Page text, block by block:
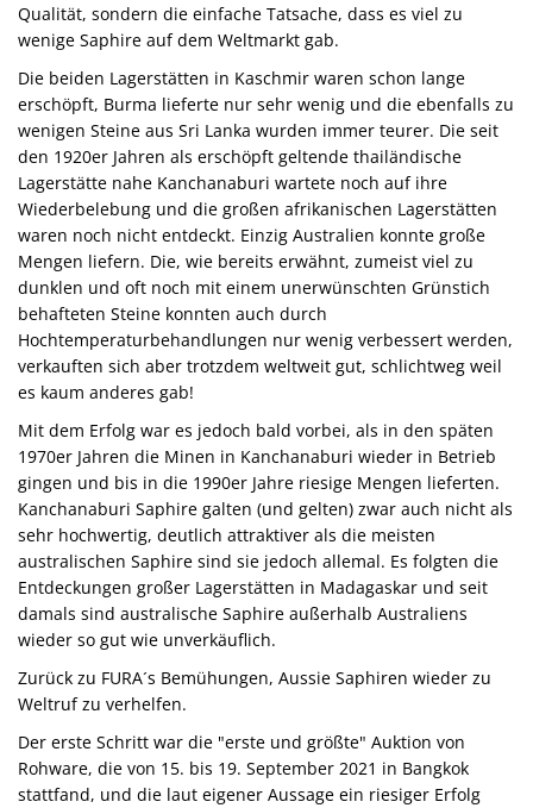
Qualität, sondern die einfache Tatsache, dass es viel zu
wenige Saphire auf dem Weltmarkt gab.
Die beiden Lagerstätten in Kaschmir waren schon lange
erschöpft, Burma lieferte nur sehr wenig und die ebenfalls zu
wenigen Steine aus Sri Lanka wurden immer teurer. Die seit
den 1920er Jahren als erschöpft geltende thailändische
Lagerstätte nahe Kanchanaburi wartete noch auf ihre
Wiederbelebung und die großen afrikanischen Lagerstätten
waren noch nicht entdeckt. Einzig Australien konnte große
Mengen liefern. Die, wie bereits erwähnt, zumeist viel zu
dunklen und oft noch mit einem unerwünschten Grünstich
behafteten Steine konnten auch durch
Hochtemperaturbehandlungen nur wenig verbessert werden,
verkauften sich aber trotzdem weltweit gut, schlichtweg weil
es kaum anderes gab!
Mit dem Erfolg war es jedoch bald vorbei, als in den späten
1970er Jahren die Minen in Kanchanaburi wieder in Betrieb
gingen und bis in die 1990er Jahre riesige Mengen lieferten.
Kanchanaburi Saphire galten (und gelten) zwar auch nicht als
sehr hochwertig, deutlich attraktiver als die meisten
australischen Saphire sind sie jedoch allemal. Es folgten die
Entdeckungen großer Lagerstätten in Madagaskar und seit
damals sind australische Saphire außerhalb Australiens
wieder so gut wie unverkäuflich.
Zurück zu FURA´s Bemühungen, Aussie Saphiren wieder zu
Weltruf zu verhelfen.
Der erste Schritt war die "erste und größte" Auktion von
Rohware, die von 15. bis 19. September 2021 in Bangkok
stattfand, und die laut eigener Aussage ein riesiger Erfolg